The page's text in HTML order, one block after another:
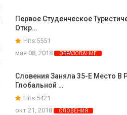
Первое Студенческое
Откр…
Hits:5551
мая 08, 2018
ОБРАЗОВАНИЕ
Словения Заняла 35-Е Место В
Глобальной …
Hits:5421
окт 21, 2018
СЛОВЕНИЯ